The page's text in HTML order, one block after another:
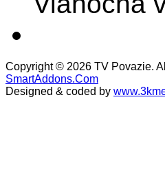
Copyright © 2026 TV Povazie.
SmartAddons.Com
Designed & coded by